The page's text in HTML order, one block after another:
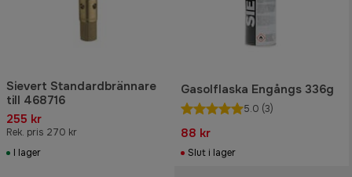
Sievert Standardbrännare
till 468716
255 kr
Rek. pris 270 kr
I lager
Gasolflaska Engångs 336g
5.0 (3)
88 kr
Slut i lager